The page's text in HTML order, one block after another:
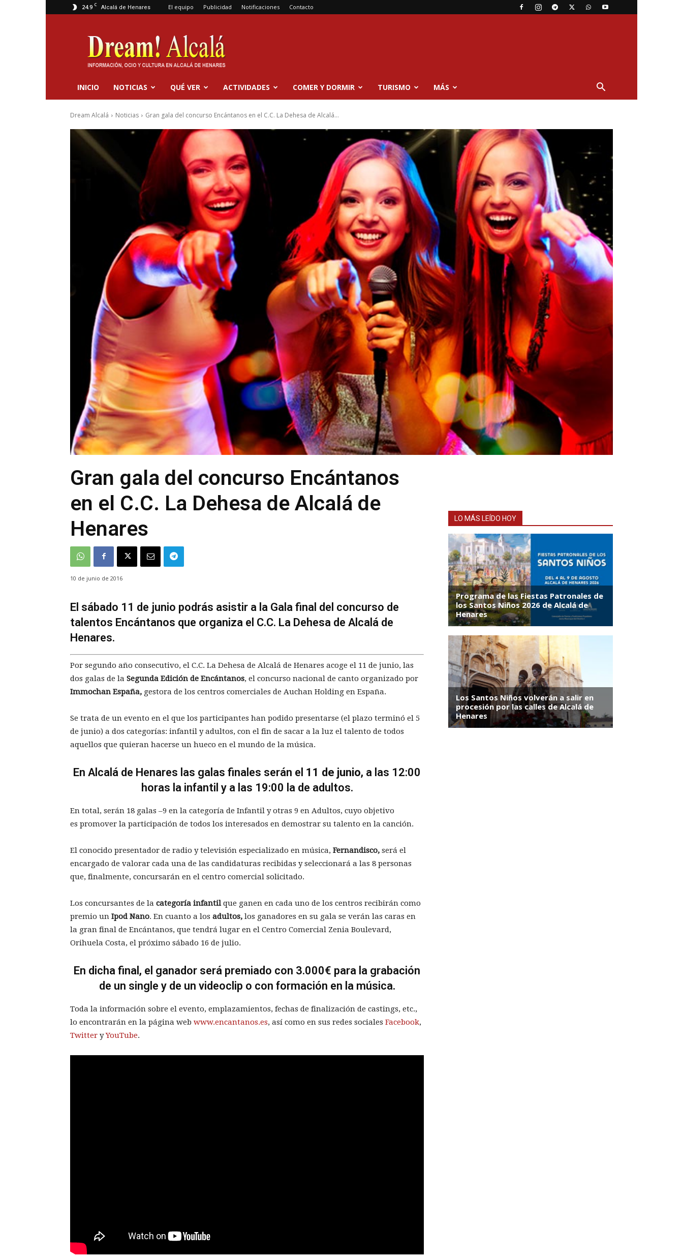
24.9 C Alcalá de Henares El equipo Publicidad Notificaciones Contacto
Dream
Alcalá
INICIO NOTICIAS QUÉ VER ACTIVIDADES COMER Y DORMIR TURISMO MÁS
Dream Alcalá Noticias Gran gala del concurso Encántanos en el C.C. La Dehesa de Alcalá...
Gran gala del concurso Encántanos
en el C.C. La Dehesa de Alcalá de
Henares
10 de junio de 2016
El sábado 11 de junio podrás asistir a la Gala final del concurso de
talentos Encántanos que organiza el C.C. La Dehesa de Alcalá de
Henares.
Por segundo año consecutivo, el C.C. La Dehesa de Alcalá de Henares acoge el 11 de junio, las
dos galas de la Segunda Edición de Encántanos, el concurso nacional de canto organizado por
Immochan España, gestora de los centros comerciales de Auchan Holding en España.
Se trata de un evento en el que los participantes han podido presentarse (el plazo terminó el 5
de junio) a dos categorías: infantil y adultos, con el fin de sacar a la luz el talento de todos
aquellos que quieran hacerse un hueco en el mundo de la música.
En Alcalá de Henares las galas finales serán el 11 de junio, a las 12:00
horas la infantil y a las 19:00 la de adultos.
En total, serán 18 galas –9 en la categoría de Infantil y otras 9 en Adultos, cuyo objetivo
es promover la participación de todos los interesados en demostrar su talento en la canción.
El conocido presentador de radio y televisión especializado en música, Fernandisco, será el
encargado de valorar cada una de las candidaturas recibidas y seleccionará a las 8 personas
que, finalmente, concursarán en el centro comercial solicitado.
Los concursantes de la categoría infantilque ganen en cada uno de los centros recibirán como
premio un Ipod Nano. En cuanto a los adultos, los ganadores en su gala se verán las caras en
la gran final de Encántanos, que tendrá lugar en el Centro Comercial Zenia Boulevard,
Orihuela Costa, el próximo sábado 16 de julio.
En dicha final, el ganador será premiado con 3.000€ para la grabación
de un single y de un videoclip o con formación en la música.
Toda la información sobre el evento, emplazamientos, fechas de finalización de castings, etc.,
lo encontrarán en la página web www.encantanos.es, así como en sus redes sociales Facebook,
Twitter yYouTube.
LO MÁS LEÍDO HOY